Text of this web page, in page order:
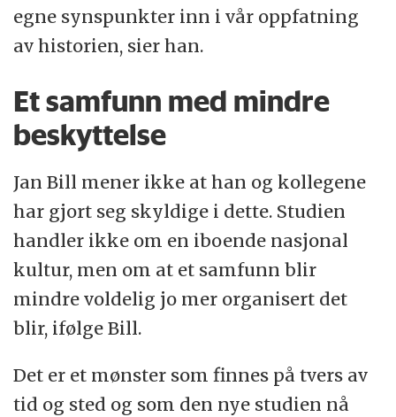
egne synspunkter inn i vår oppfatning
av historien, sier han.
Et samfunn med mindre
beskyttelse
Jan Bill mener ikke at han og kollegene
har gjort seg skyldige i dette. Studien
handler ikke om en iboende nasjonal
kultur, men om at et samfunn blir
mindre voldelig jo mer organisert det
blir, ifølge Bill.
Det er et mønster som finnes på tvers av
tid og sted og som den nye studien nå